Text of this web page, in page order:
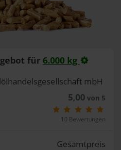
für 6.000 kg
mbH
5,00 von 5
10 Bewertungen
Gesamtpreis